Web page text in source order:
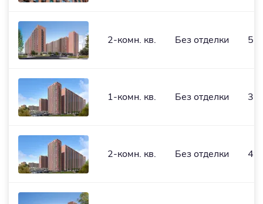
2-комн. кв. Без отделки
1-комн. кв. Без отделки
2-комн. кв. Без отделки